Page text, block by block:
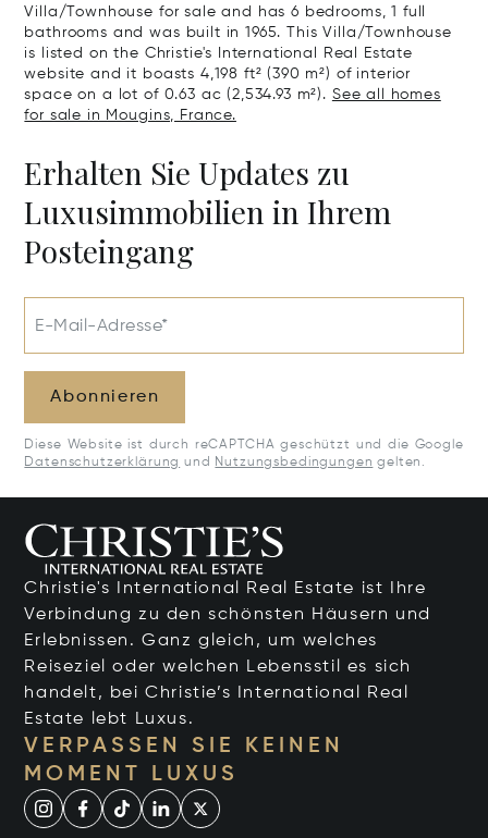
Villa/Townhouse for sale and has 6 bedrooms, 1 full
bathrooms and was built in 1965. This Villa/Townhouse
is listed on the Christie's International Real Estate
website and it boasts 4,198 ft² (390 m²) of interior
space on a lot of 0.63 ac (2,534.93 m²). See all homes
for sale in Mougins, France.
Erhalten Sie Updates zu
Luxusimmobilien in Ihrem
Posteingang
E-Mail-Adresse*
Abonnieren
Diese Website ist durch reCAPTCHA geschützt und die Google
Datenschutzerklärung und Nutzungsbedingungen gelten.
Christie's International Real Estate ist Ihre
Verbindung zu den schönsten Häusern und
Erlebnissen. Ganz gleich, um welches
Reiseziel oder welchen Lebensstil es sich
handelt, bei Christie’s International Real
Estate lebt Luxus.
VERPASSEN SIE KEINEN
MOMENT LUXUS